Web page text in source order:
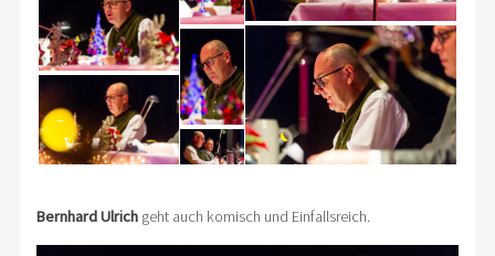
Bernhard Ulrichgeht auch komisch und Einfallsreich.